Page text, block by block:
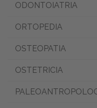
ODONTOIATRIA
ORTOPEDIA
OSTEOPATIA
OSTETRICIA